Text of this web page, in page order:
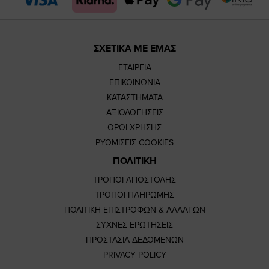
ΣΧΕΤΙΚΑ ΜΕ ΕΜΑΣ
ΕΤΑΙΡΕΙΑ
ΕΠΙΚΟΙΝΩΝΙΑ
ΚΑΤΑΣΤΗΜΑΤΑ
ΑΞΙΟΛΟΓΗΣΕΙΣ
ΟΡΟΙ ΧΡΗΣΗΣ
ΡΥΘΜΙΣΕΙΣ COOKIES
ΠΟΛΙΤΙΚΗ
ΤΡΟΠΟΙ ΑΠΟΣΤΟΛΗΣ
ΤΡΟΠΟΙ ΠΛΗΡΩΜΗΣ
ΠΟΛΙΤΙΚΗ ΕΠΙΣΤΡΟΦΩΝ & ΑΛΛΑΓΩΝ
ΣΥΧΝΕΣ ΕΡΩΤΗΣΕΙΣ
ΠΡΟΣΤΑΣΙΑ ΔΕΔΟΜΕΝΩΝ
PRIVACY POLICY